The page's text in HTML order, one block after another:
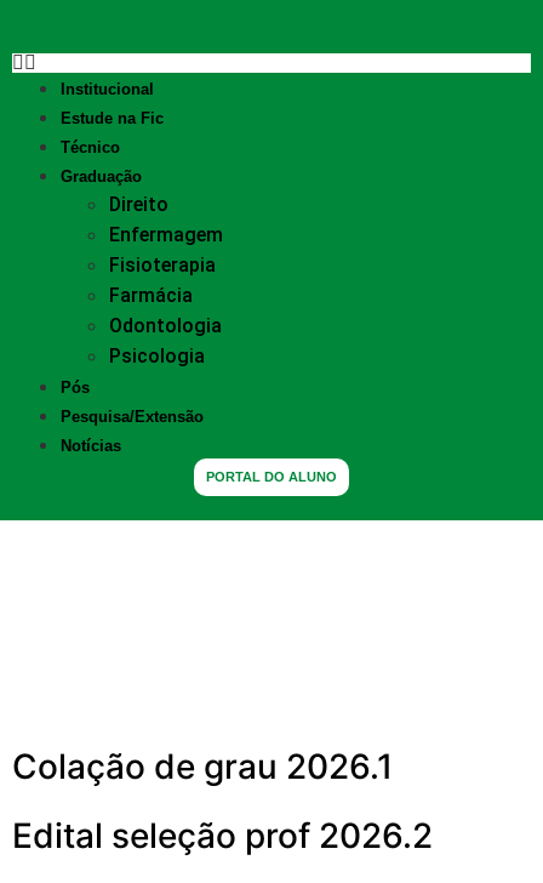
Institucional
Estude na Fic
Técnico
Graduação
Direito
Enfermagem
Fisioterapia
Farmácia
Odontologia
Psicologia
Pós
Pesquisa/Extensão
Notícias
PORTAL DO ALUNO
Colação de grau 2026.1
Edital seleção prof 2026.2